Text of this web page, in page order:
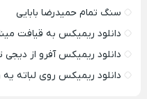
سنگ تمام حمیدرضا بابایی
دانلود ریمیکس به قیافت
دانلود ریمیکس آفرو از ديجی
دانلود ریمیکس روی لباته